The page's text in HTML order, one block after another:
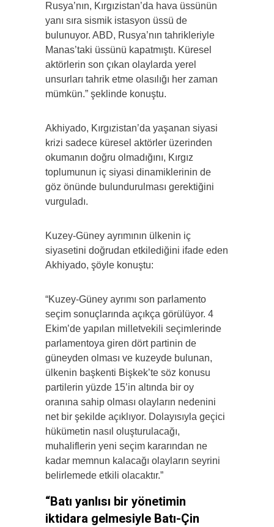
Rusya’nın, Kırgızistan’da hava üssünün
yanı sıra sismik istasyon üssü de
bulunuyor. ABD, Rusya’nın tahrikleriyle
Manas’taki üssünü kapatmıştı. Küresel
aktörlerin son çıkan olaylarda yerel
unsurları tahrik etme olasılığı her zaman
mümkün.” şeklinde konuştu.
Akhiyado, Kırgızistan’da yaşanan siyasi
krizi sadece küresel aktörler üzerinden
okumanın doğru olmadığını, Kırgız
toplumunun iç siyasi dinamiklerinin de
göz önünde bulundurulması gerektiğini
vurguladı.
Kuzey-Güney ayrımının ülkenin iç
siyasetini doğrudan etkilediğini ifade eden
Akhiyado, şöyle konuştu:
“Kuzey-Güney ayrımı son parlamento
seçim sonuçlarında açıkça görülüyor. 4
Ekim’de yapılan milletvekili seçimlerinde
parlamentoya giren dört partinin de
güneyden olması ve kuzeyde bulunan,
ülkenin başkenti Bişkek’te söz konusu
partilerin yüzde 15’in altında bir oy
oranına sahip olması olayların nedenini
net bir şekilde açıklıyor. Dolayısıyla geçici
hükümetin nasıl oluşturulacağı,
muhaliflerin yeni seçim kararından ne
kadar memnun kalacağı olayların seyrini
belirlemede etkili olacaktır.”
“Batı yanlısı bir yönetimin
iktidara gelmesiyle Batı-Çin